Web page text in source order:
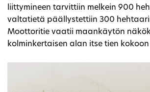
liittymineen tarvittiin melkein 900
valtatietä päällystettiin 300
Moottoritie vaatii maankäytön
kolminkertaisen alan itse tien